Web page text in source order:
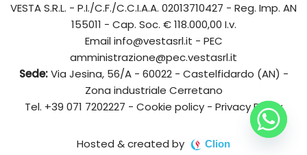
VESTA S.R.L. - P.I./C.F./C.C.I.A.A. 02013710427 - Reg. Imp. AN
155011 - Cap. Soc. € 118.000,00 I.v.
Emailinfo@vestasrl.it - PEC
amministrazione@pec.vestasrl.it
Sede:Via Jesina, 56/A - 60022 - Castelfidardo (AN) -
Zona industriale Cerretano
Tel. +39 071 7202227 - Cookie policy - Privacy Policy
Hosted & created by Clion